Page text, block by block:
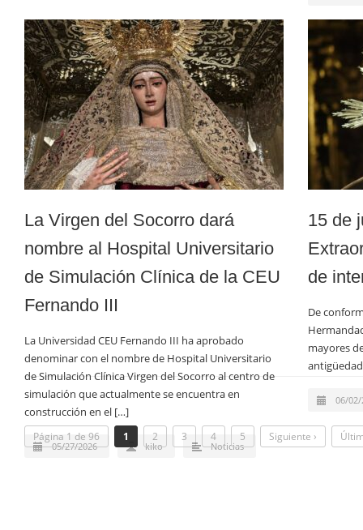
15 de
de
De
mayores
06/02/
La Virgen del Socorro dará
nombre al Hospital Universitario
de Simulación Clínica de la CEU
Fernando III
La Universidad CEU Fernando III ha aprobado
denominar con el nombre de Hospital Universitario
de Simulación Clínica Virgen del Socorro al centro de
simulación que actualmente se encuentra en
construcción en el […]
05/27/2026 kiko Noticias
Página 1 de 96 1 2 3 4 5 Siguiente ›